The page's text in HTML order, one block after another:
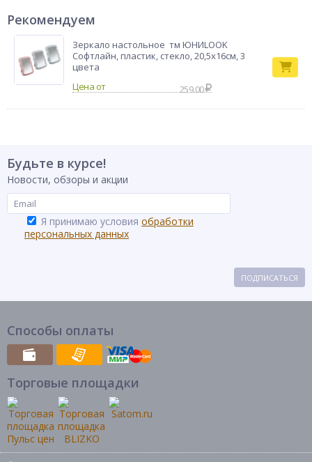
Рекомендуем
Зеркало настольное тм ЮНИLOOK
Софтлайн, пластик, стекло, 20,5х16см, 3
цвета
259.00
Будьте в курсе!
Новости, обзоры и акции
Я принимаю условия обработки
персональных данных
ПОДПИСАТЬСЯ
Способы оплаты
Торговые площадки